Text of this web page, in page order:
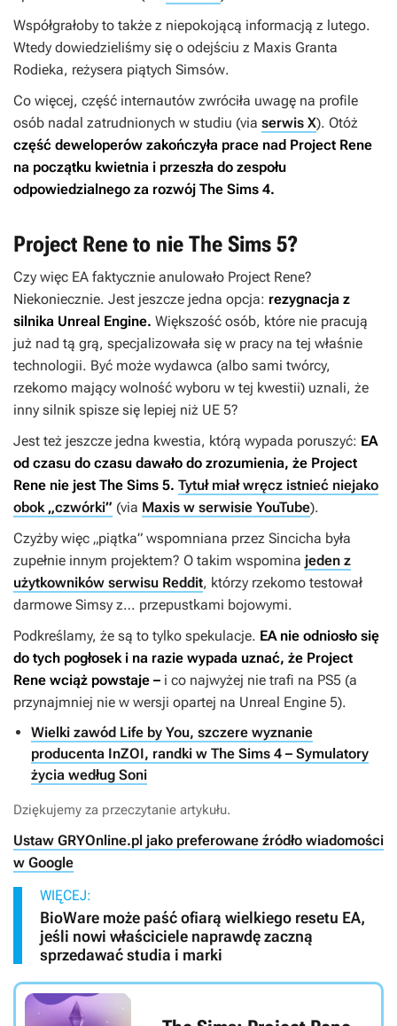
Współgrałoby to także z niepokojącą informacją z lutego.
Wtedy dowiedzieliśmy się o odejściu z Maxis Granta
Rodieka, reżysera piątych Simsów.
Co więcej, część internautów zwróciła uwagę na profile
osób nadal zatrudnionych w studiu (via serwis X). Otóż
część deweloperów zakończyła prace nad Project Rene
na początku kwietnia i przeszła do zespołu
odpowiedzialnego za rozwój The Sims 4.
Project Rene to nie The Sims 5?
Czy więc EA faktycznie anulowało Project Rene?
Niekoniecznie. Jest jeszcze jedna opcja: rezygnacja z
silnika Unreal Engine. Większość osób, które nie pracują
już nad tą grą, specjalizowała się w pracy na tej właśnie
technologii. Być może wydawca (albo sami twórcy,
rzekomo mający wolność wyboru w tej kwestii) uznali, że
inny silnik spisze się lepiej niż UE 5?
Jest też jeszcze jedna kwestia, którą wypada poruszyć: EA
od czasu do czasu dawało do zrozumienia, że Project
Rene nie jest The Sims 5. Tytuł miał wręcz istnieć niejako
obok „czwórki” (via Maxis w serwisie YouTube).
Czyżby więc „piątka” wspomniana przez Sincicha była
zupełnie innym projektem? O takim wspomina jeden z
użytkowników serwisu Reddit, którzy rzekomo testował
darmowe Simsy z… przepustkami bojowymi.
Podkreślamy, że są to tylko spekulacje. EA nie odniosło się
do tych pogłosek i na razie wypada uznać, że Project
Rene wciąż powstaje – i co najwyżej nie trafi na PS5 (a
przynajmniej nie w wersji opartej na Unreal Engine 5).
Wielki zawód Life by You, szczere wyznanie
producenta InZOI, randki w The Sims 4 – Symulatory
życia według Soni
Dziękujemy za przeczytanie artykułu.
Ustaw GRYOnline.pl jako preferowane źródło wiadomości
w Google
WIĘCEJ:
BioWare może paść ofiarą wielkiego resetu EA,
jeśli nowi właściciele naprawdę zaczną
sprzedawać studia i marki